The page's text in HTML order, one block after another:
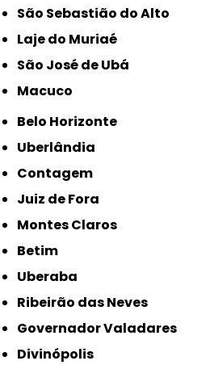
São Sebastião do Alto
Laje do Muriaé
São José de Ubá
Macuco
Belo Horizonte
Uberlândia
Contagem
Juiz de Fora
Montes Claros
Betim
Uberaba
Ribeirão das Neves
Governador Valadares
Divinópolis